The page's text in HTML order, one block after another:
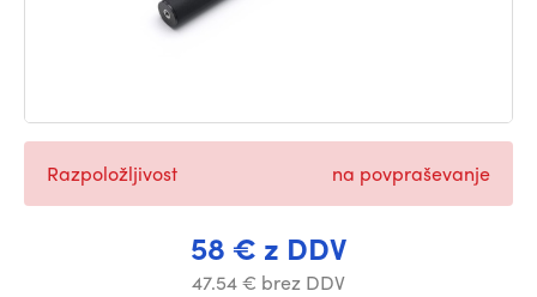
58 € z DDV
47.54 € brez DDV
Razpoložljivost na povpraševanje